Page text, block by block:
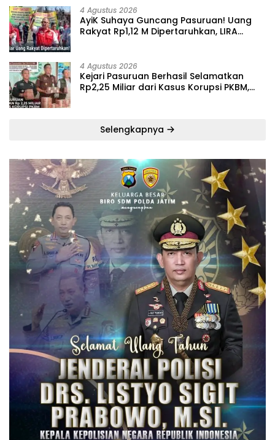
4 Agustus 2026
‎AyiK Suhaya Guncang Pasuruan! Uang
Rakyat Rp1,12 M Dipertaruhkan, LIRA
4 Agustus 2026
Kejari Pasuruan Berhasil Selamatkan
Rp2,25 Miliar dari Kasus Korupsi PKBM,
Selengkapnya